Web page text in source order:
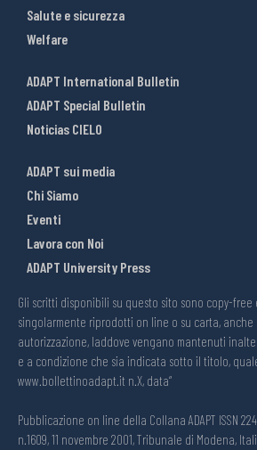
Salute e sicurezza
Welfare
ADAPT International Bulletin
ADAPT Special Bulletin
Noticias CIELO
ADAPT sui media
Chi Siamo
Eventi
Lavora con Noi
ADAPT University Press
Gli scritti disponibili su questo sito sono copy-free
singolarmente riprodotti on line o su carta, anche
autorizzazione, laddove vengano mantenuti
e a condizione che sia indicata sotto il titolo,
www.bollettinoadapt.it n.X, data“
Pubblicazione on line della Collana ADAPT ISSN
n.1609, 11 novembre 2001, Tribunale di Modena,